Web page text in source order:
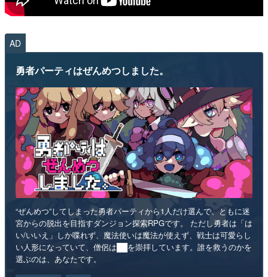
AD
勇者パーティはぜんめつしました。
“ぜんめつ”してしまった勇者パーティから1人だけ選んで、ともに迷
宮からの脱出を目指すダンジョン探索RPGです。 ただし勇者は「は
い/いいえ」しか喋れず、魔法使いは魔法が使えず、戦士は可愛らし
い人形になっていて、僧侶は██を崇拝しています。誰を救うのかを
選ぶのは、あなたです。